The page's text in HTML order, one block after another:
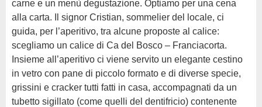
carne e un menù degustazione. Optiamo per una cena
alla carta. Il signor Cristian, sommelier del locale, ci
guida, per l’aperitivo, tra alcune proposte al calice:
scegliamo un calice di Ca del Bosco – Franciacorta.
Insieme all’aperitivo ci viene servito un elegante cestino
in vetro con pane di piccolo formato e di diverse specie,
grissini e cracker tutti fatti in casa, accompagnati da un
tubetto sigillato (come quelli del dentifricio) contenente